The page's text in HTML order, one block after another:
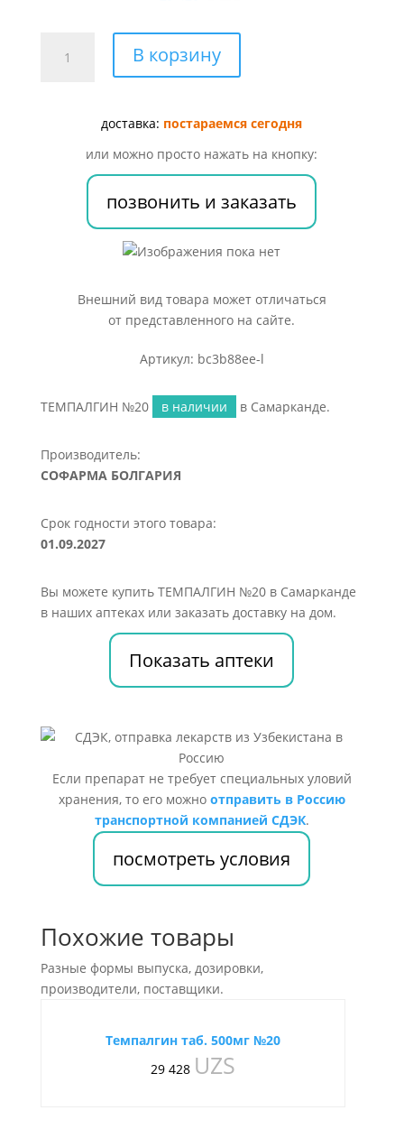
товара
ТЕМПАЛГИН
В корзину
доставка: постараемся сегодня
или можно просто нажать на кнопку:
позвонить и заказать
Внешний вид товара может отличаться
от представленного на сайте.
Артикул: bc3b88ee-l
ТЕМПАЛГИН №20 в наличии в Самарканде.
Производитель:
СОФАРМА БОЛГАРИЯ
Срок годности этого товара:
01.09.2027
Вы можете купить ТЕМПАЛГИН №20 в Самарканде
в наших аптеках или заказать доставку на дом.
Показать аптеки
Если препарат не требует специальных уловий
хранения, то его можно отправить в Россию
транспортной компанией СДЭК.
посмотреть условия
Похожие товары
Разные формы выпуска, дозировки,
производители, поставщики.
Темпалгин таб. 500мг №20
29 428 UZS